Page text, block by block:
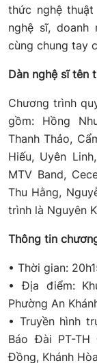
thức nghệ
nghệ sĩ, doanh
cùng chung tay
Dàn nghệ sĩ tên
Chương trình
gồm: Hồng
Thanh Thảo,
Hiếu, Uyên
MTV Band,
Thu Hằng,
trình là Nguyên
Thông tin
• Thời gian:
• Địa điểm:
Phường An
• Truyền hình
Báo Đài PT-TH
Đồng, Khánh